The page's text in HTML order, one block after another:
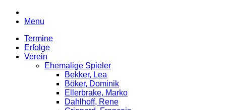
Menu
Termine
Erfolge
Verein
Ehemalige Spieler
Bekker, Lea
Böker, Dominik
Ellerbrake, Marko
Dahlhoff, Rene